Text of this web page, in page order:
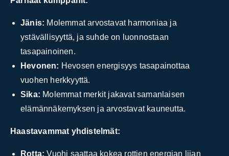
Jänis: Molemmat arvostavat harmoniaa ja
ystävällisyyttä, ja suhde on luonnostaan
tasapainoinen.
Hevonen: Hevosen energisyys tasapainottaa
vuohen herkkyyttä.
Sika: Molemmat merkit jakavat samanlaisen
elämännäkemyksen ja arvostavat kauneutta.
Haastavammat yhdistelmät:
Rotta: Vuohi saattaa kokea rottien energian liian